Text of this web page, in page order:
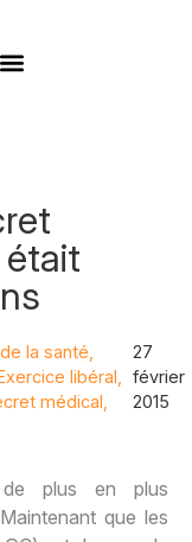
était
la santé
libéral
médical
27
février
2015
de plus en plus
que les